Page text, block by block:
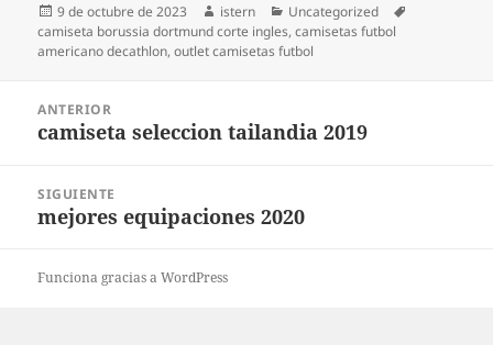
Publicado
el
9 de octubre de 2023 Autor
istern Categorías
Uncategorized
camiseta borussia dortmund corte ingles,camisetas futbol
americano decathlon,outlet camisetas futbol
entradas
ANTERIOR
Entrada
camiseta seleccion tailandia 2019
SIGUIENTE
Entrada
mejores equipaciones 2020
Funciona gracias a WordPress